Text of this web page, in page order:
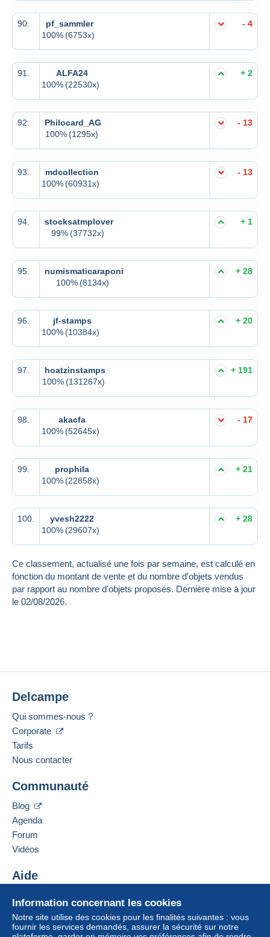
90.
pf_sammler
100%(6753x)
- 4
91.
ALFA24
100%(22530x)
+ 2
92.
Philocard_AG
100% (1295x)
- 13
93.
mdcollection
100%(60931x)
- 13
94.
stocksatmplover
99% (37732x)
+ 1
95.
numismaticaraponi
100%(8134x)
+ 28
96.
jf-stamps
100%(10384x)
+ 20
97.
hoatzinstamps
100%(131267x)
+ 191
98.
akacfa
100%(52645x)
- 17
99.
prophila
100%(22858x)
+ 21
100.
yvesh2222
100%(29607x)
+ 28
Ce classement, actualisé une fois par semaine, est calculé en
fonction du montant de vente et du nombre d'objets vendus
par rapport au nombre d'objets proposés. Dernière mise à jour
le 02/08/2026.
Information concernant les cookies
Notre site utilise des cookies pour les finalités suivantes : vous
fournir les services demandés, assurer la sécurité sur notre
Delcampe
Qui sommes-nous ?
Corporate
Tarifs
Nous contacter
Communauté
Blog
Agenda
Forum
Vidéos
Aide
Acheter sur Delcampe
Vendre sur Delcampe